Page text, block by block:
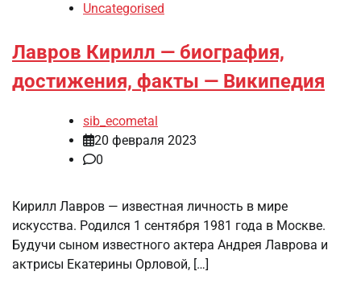
Uncategorised
Лавров Кирилл — биография,
достижения, факты — Википедия
sib_ecometal
20 февраля 2023
0
Кирилл Лавров — известная личность в мире
искусства. Родился 1 сентября 1981 года в Москве.
Будучи сыном известного актера Андрея Лаврова и
актрисы Екатерины Орловой, […]